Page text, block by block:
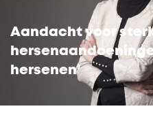
Aandacht voor
hersenen’